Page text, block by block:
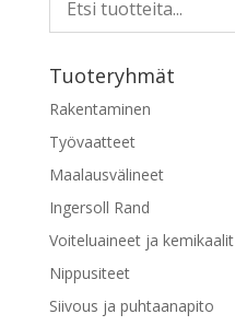
Tuoteryhmät
Rakentaminen
Työvaatteet
Maalausvälineet
Ingersoll Rand
Voiteluaineet ja kemikaalit
Nippusiteet
Siivous ja puhtaanapito